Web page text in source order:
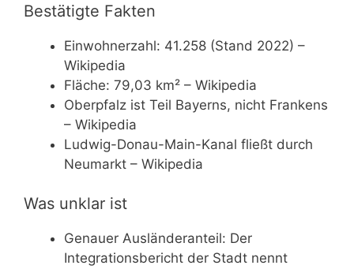
Bestätigte Fakten
Einwohnerzahl: 41.258 (Stand 2022) –
Wikipedia
Fläche: 79,03 km² – Wikipedia
Oberpfalz ist Teil Bayerns, nicht Frankens
– Wikipedia
Ludwig-Donau-Main-Kanal fließt durch
Neumarkt – Wikipedia
Was unklar ist
Genauer Ausländeranteil: Der
Integrationsbericht der Stadt nennt